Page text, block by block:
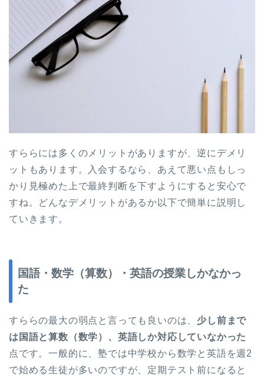
すららには多くのメリットがありますが、逆にデメリ
ットもあります。入会するなら、あえて悪い点もしっ
かり見極めた上で最終判断を下すようにすると安心で
すね。どんなデメリットがあるか以下で簡単に説明し
ていきます。
国語・数学（算数）・英語の授業しかなかっ
た
すららの最大の弱点と言っても良いのは、 少し前まで
は国語と算数（数学）、英語しか対応していなかった
点です。一般的に、塾では中学校から数学と英語を週2
で始める生徒が多いのですが、定期テスト前になると